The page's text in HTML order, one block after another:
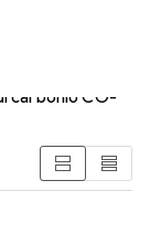
carbonio CO-